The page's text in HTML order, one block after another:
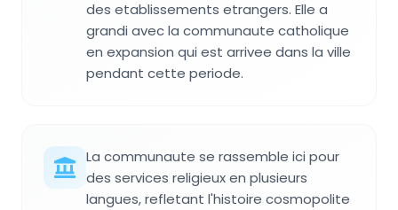
des etablissements etrangers. Elle a
grandi avec la communaute catholique
en expansion qui est arrivee dans la ville
pendant cette periode.
La communaute se rassemble ici pour
des services religieux en plusieurs
langues, refletant l'histoire cosmopolite